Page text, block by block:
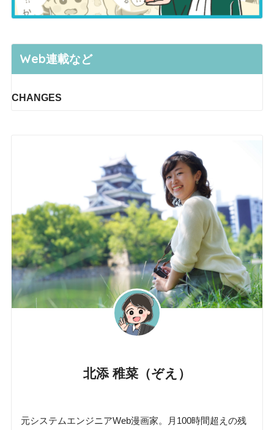
Web連載など
CHANGES
北添 稚菜（ぞえ）
元システムエンジニアWeb漫画家。月100時間超えの残